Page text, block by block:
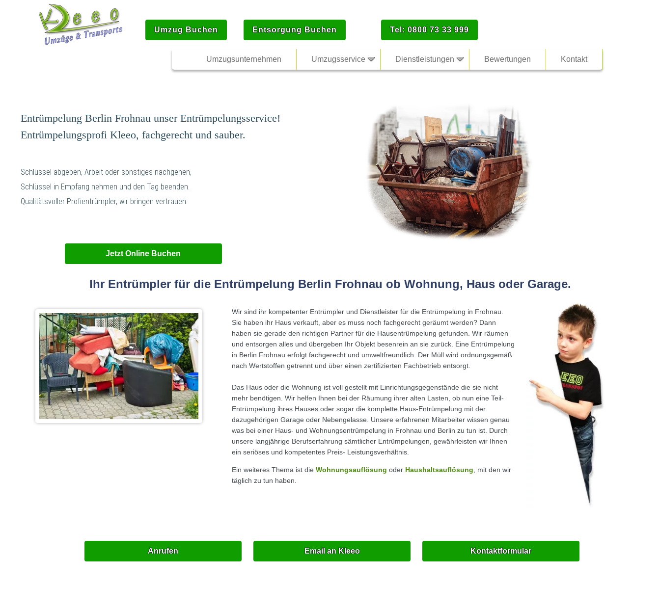
Umzug Buchen Entsorgung Buchen Tel: 0800 73 33 999
Umzugsunternehmen Umzugsservice Dienstleistungen Bewertungen Kontakt
Entrümpelung Berlin Frohnau unser Entrümpelungsservice!
Entrümpelungsprofi Kleeo, fachgerecht und sauber.
Schlüssel abgeben, Arbeit oder sonstiges nachgehen,
Schlüssel in Empfang nehmen und den Tag beenden.
Qualitätsvoller Profientrümpler, wir bringen vertrauen.
Jetzt Online Buchen
Ihr Entrümpler für die Entrümpelung Berlin Frohnau ob Wohnung, Haus oder Garage.
Wir sind ihr kompetenter Entrümpler und Dienstleister für die Entrümpelung in Frohnau.
Sie haben ihr Haus verkauft, aber es muss noch fachgerecht geräumt werden? Dann
haben sie gerade den richtigen Partner für die Hausentrümpelung gefunden. Wir räumen
und entsorgen alles und übergeben Ihr Objekt besenrein an sie zurück. Eine Entrümpelung
in Berlin Frohnau erfolgt fachgerecht und umweltfreundlich. Der Müll wird ordnungsgemäß
nach Wertstoffen getrennt und über einen zertifizierten Fachbetrieb entsorgt.
Das Haus oder die Wohnung ist voll gestellt mit Einrichtungsgegenstände die sie nicht
mehr benötigen. Wir helfen Ihnen bei der Räumung ihrer alten Lasten, ob nun eine Teil-
Entrümpelung ihres Hauses oder sogar die komplette Haus-Entrümpelung mit der
dazugehörigen Garage oder Nebengelasse. Unsere erfahrenen Mitarbeiter wissen genau
was bei einer Haus- und Wohnungsentrümpelung in Frohnau und Berlin zu tun ist. Durch
unsere langjährige Berufserfahrung sämtlicher Entrümpelungen, gewährleisten wir Ihnen
ein seriöses und kompetentes Preis- Leistungsverhältnis.
Ein weiteres Thema ist die Wohnungsauflösung oder Haushaltsauflösung , mit den wir
täglich zu tun haben.
Anrufen Email an Kleeo Kontaktformular